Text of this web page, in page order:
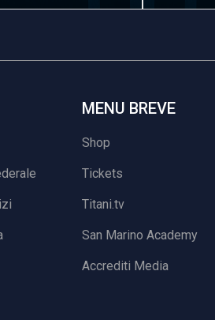
MENU BREVE
Shop
Tickets
Titani.tv
San Marino Academy
Accrediti Media